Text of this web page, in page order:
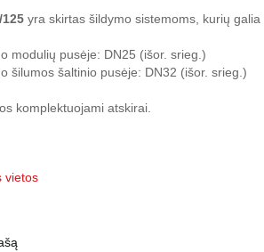
125 yra skirtas šildymo sistemoms, kurių galia
modulių pusėje: DN25 (išor. srieg.)
šilumos šaltinio pusėje: DN32 (išor. srieg.)
komplektuojami atskirai.
vietos